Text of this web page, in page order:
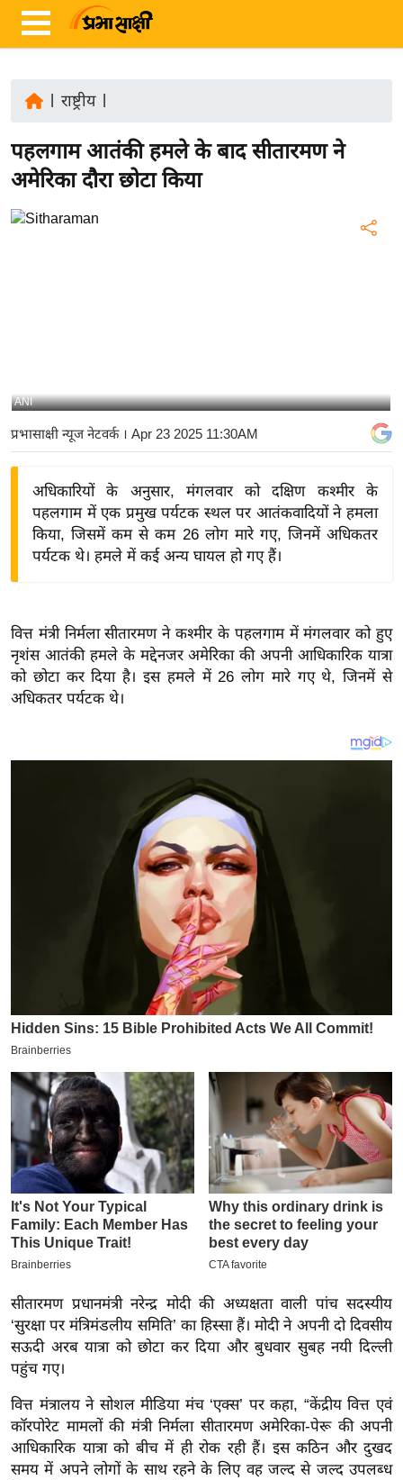
ज़ा
ख
र
ष्ट्री
बि
ग
त
वि
ज्ञ
ट
L
0
2
क्रा
इ
म
-
पे
प
र
मि
सा
ल
राष्ट्रीय|
पहलगाम आतंकी हमले के बाद सीतारमण ने
अमेरिका दौरा छोटा किया
ANI
प्रभासाक्षी न्यूज नेटवर्क। Apr 23 2025 11:30AM
अधिकारियों के अनुसार, मंगलवार को दक्षिण कश्मीर के
पहलगाम में एक प्रमुख पर्यटक स्थल पर आतंकवादियों ने हमला
किया, जिसमें कम से कम 26 लोग मारे गए, जिनमें अधिकतर
पर्यटक थे। हमले में कई अन्य घायल हो गए हैं।
वित्त मंत्री निर्मला सीतारमण ने कश्मीर के पहलगाम में मंगलवार को हुए
नृशंस आतंकी हमले के मद्देनजर अमेरिका की अपनी आधिकारिक यात्रा
को छोटा कर दिया है। इस हमले में 26 लोग मारे गए थे, जिनमें से
अधिकतर पर्यटक थे।
सीतारमण प्रधानमंत्री नरेन्द्र मोदी की अध्यक्षता वाली पांच सदस्यीय
‘सुरक्षा पर मंत्रिमंडलीय समिति’ का हिस्सा हैं। मोदी ने अपनी दो दिवसीय
सऊदी अरब यात्रा को छोटा कर दिया और बुधवार सुबह नयी दिल्ली
पहुंच गए।
वित्त मंत्रालय ने सोशल मीडिया मंच ‘एक्स’ पर कहा, “केंद्रीय वित्त एवं
कॉरपोरेट मामलों की मंत्री निर्मला सीतारमण अमेरिका-पेरू की अपनी
आधिकारिक यात्रा को बीच में ही रोक रही हैं। इस कठिन और दुखद
समय में अपने लोगों के साथ रहने के लिए वह जल्द से जल्द उपलब्ध